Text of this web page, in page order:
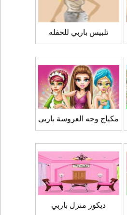
تلبيس باربي للحفله
مكياج وجه العروسة باربي
ديكور منزل باربي